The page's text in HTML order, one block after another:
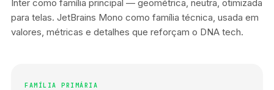
Inter como família principal — geométrica, neutra, otimizada
para telas. JetBrains Mono como família técnica, usada em
valores, métricas e detalhes que reforçam o DNA tech.
FAMÍLIA PRIMÁRIA